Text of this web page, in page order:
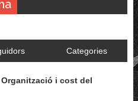
Categories
i cost del